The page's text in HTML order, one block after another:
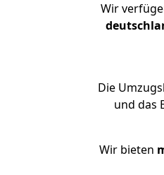
Wir
Die
und das
Wir bieten